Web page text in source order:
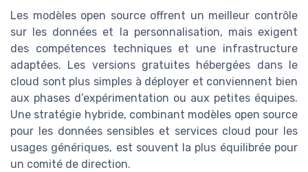
Les modèles open source offrent un meilleur contrôle
sur les données et la personnalisation, mais exigent
des compétences techniques et une infrastructure
adaptées. Les versions gratuites hébergées dans le
cloud sont plus simples à déployer et conviennent bien
aux phases d’expérimentation ou aux petites équipes.
Une stratégie hybride, combinant modèles open source
pour les données sensibles et services cloud pour les
usages génériques, est souvent la plus équilibrée pour
un comité de direction.